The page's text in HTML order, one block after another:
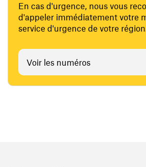
En cas d'urgence, nous vous
d'appeler immédiatement votre
service d'urgence de votre
Voir les numéros